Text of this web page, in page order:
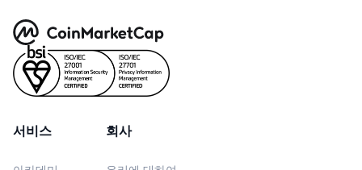
서비스 회사